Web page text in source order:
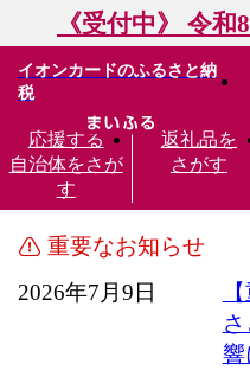
《受付中》 令
イオンカードのふるさと納
税
応援する
自治体をさが
す
返礼品を
さがす
重要なお知らせ
2026年7月9日
響